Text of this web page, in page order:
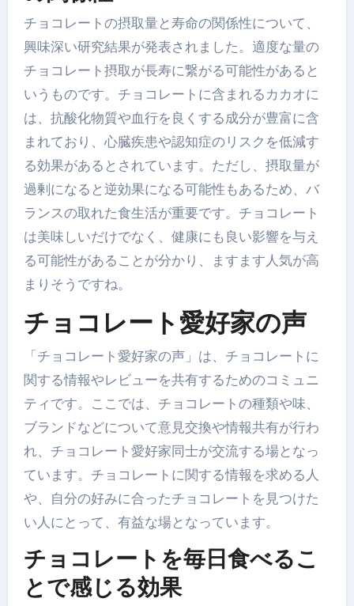
チョコレートの摂取量と寿命の関係性について、
興味深い研究結果が発表されました。適度な量の
チョコレート摂取が長寿に繋がる可能性があると
いうものです。チョコレートに含まれるカカオに
は、抗酸化物質や血行を良くする成分が豊富に含
まれており、心臓疾患や認知症のリスクを低減す
る効果があるとされています。ただし、摂取量が
過剰になると逆効果になる可能性もあるため、バ
ランスの取れた食生活が重要です。チョコレート
は美味しいだけでなく、健康にも良い影響を与え
る可能性があることが分かり、ますます人気が高
まりそうですね。
チョコレート愛好家の声
「チョコレート愛好家の声」は、チョコレートに
関する情報やレビューを共有するためのコミュニ
ティです。ここでは、チョコレートの種類や味、
ブランドなどについて意見交換や情報共有が行わ
れ、チョコレート愛好家同士が交流する場となっ
ています。チョコレートに関する情報を求める人
や、自分の好みに合ったチョコレートを見つけた
い人にとって、有益な場となっています。
チョコレートを毎日食べるこ
とで感じる効果